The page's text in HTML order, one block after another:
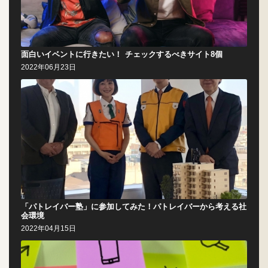
面白いイベントに行きたい！ チェックするべきサイト8個
2022年06月23日
「パトレイバー塾」に参加してみた！パトレイバーから考える社
会環境
2022年04月15日